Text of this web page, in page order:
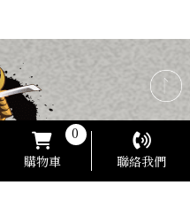
購物車
0
聯絡我們